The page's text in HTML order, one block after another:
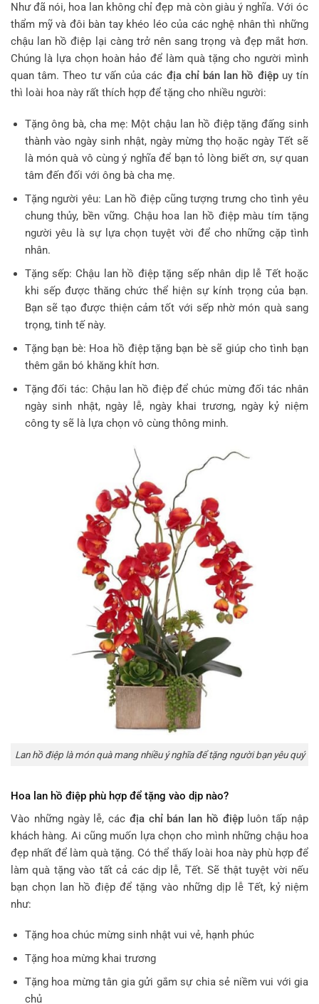
Như đã nói, hoa lan không chỉ đẹp mà còn giàu ý nghĩa. Với óc
thẩm mỹ và đôi bàn tay khéo léo của các nghệ nhân thì những
chậu lan hồ điệp lại càng trở nên sang trọng và đẹp mắt hơn.
Chúng là lựa chọn hoàn hảo để làm quà tặng cho người mình
quan tâm. Theo tư vấn của các địa chỉ bán lan hồ điệpuy tín
thì loài hoa này rất thích hợp để tặng cho nhiều người:
Tặng ông bà, cha mẹ: Một chậu lan hồ điệp tặng đấng sinh
thành vào ngày sinh nhật, ngày mừng thọ hoặc ngày Tết sẽ
là món quà vô cùng ý nghĩa để bạn tỏ lòng biết ơn, sự quan
tâm đến đối với ông bà cha mẹ.
Tặng người yêu: Lan hồ điệp cũng tượng trưng cho tình yêu
chung thủy, bền vững. Chậu hoa lan hồ điệp màu tím tặng
người yêu là sự lựa chọn tuyệt vời để cho những cặp tình
nhân.
Tặng sếp: Chậu lan hồ điệp tặng sếp nhân dịp lễ Tết hoặc
khi sếp được thăng chức thể hiện sự kính trọng của bạn.
Bạn sẽ tạo được thiện cảm tốt với sếp nhờ món quà sang
trọng, tinh tế này.
Tặng bạn bè: Hoa hồ điệp tặng bạn bè sẽ giúp cho tình bạn
thêm gắn bó khăng khít hơn.
Tặng đối tác: Chậu lan hồ điệp để chúc mừng đối tác nhân
ngày sinh nhật, ngày lễ, ngày khai trương, ngày kỷ niệm
công ty sẽ là lựa chọn vô cùng thông minh.
Lan hồ điệp là món quà mang nhiều ý nghĩa để tặng người bạn yêu quý
Hoa lan hồ điệp phù hợp để tặng vào dịp nào?
Vào những ngày lễ, các địa chỉ bán lan hồ điệpluôn tấp nập
khách hàng. Ai cũng muốn lựa chọn cho mình những chậu hoa
đẹp nhất để làm quà tặng. Có thể thấy loài hoa này phù hợp để
làm quà tặng vào tất cả các dịp lễ, Tết. Sẽ thật tuyệt vời nếu
bạn chọn lan hồ điệp để tặng vào những dịp lễ Tết, kỷ niệm
như:
Tặng hoa chúc mừng sinh nhật vui vẻ, hạnh phúc
Tặng hoa mừng khai trương
Tặng hoa mừng tân gia gửi gắm sự chia sẻ niềm vui với gia
chủ